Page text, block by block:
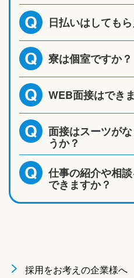
Q 日払いはしても
Q 寮は個室ですか？
Q WEB面接はでき
Q 面接はスーツが
うか？
Q 仕事の紹介や相
できますか？
採用をお考えの企業様へ